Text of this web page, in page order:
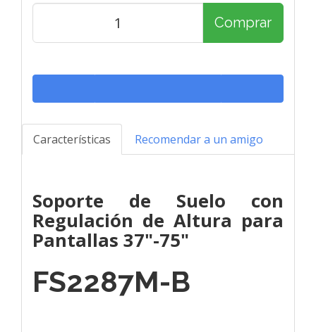
Comprar
Características Recomendar a un amigo
Soporte de Suelo con
Regulación de Altura para
Pantallas 37"-75"
FS2287M-B